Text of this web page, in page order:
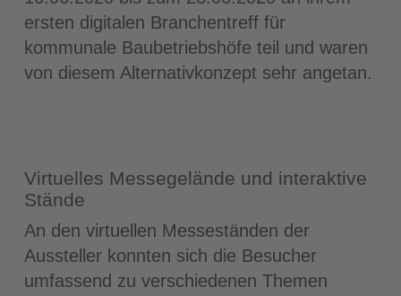
ersten digitalen Branchentreff für
kommunale Baubetriebshöfe teil und waren
von diesem Alternativkonzept sehr angetan.
Virtuelles Messegelände und interaktive
Stände
An den virtuellen Messeständen der
Aussteller konnten sich die Besucher
umfassend zu verschiedenen Themen